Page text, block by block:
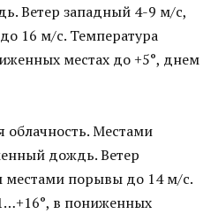
Ветер западный 4-9 м/с,
16 м/с. Температура
местах до +5°, днем
облачность. Местами
дождь. Ветер
порывы до 14 м/с.
в пониженных